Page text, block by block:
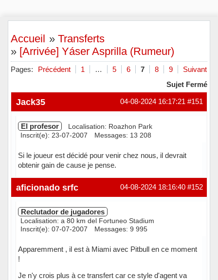
Accueil »Transferts
» [Arrivée] Yáser Asprilla (Rumeur)
Pages: Précédent 1 … 5 6 7 8 9
Suivant
Sujet Fermé
#151
04-08-2024 16:17:21
Jack35
El profesor
Localisation: Roazhon Park
Inscrit(e): 23-07-2007
Messages: 13 208
Si le joueur est décidé pour venir chez nous, il devrait
obtenir gain de cause je pense.
Hors ligne #152
04-08-2024 18:16:40
aficionado srfc
Reclutador de jugadores
Localisation: a 80 km del Fortuneo Stadium
Inscrit(e): 07-07-2007
Messages: 9 995
Apparemment , il est à Miami avec Pitbull en ce moment
!
Je n'y crois plus à ce transfert car ce style d'agent va